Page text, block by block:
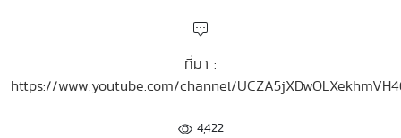
ที่มา :
https://www.youtube.com/channel/
4,422